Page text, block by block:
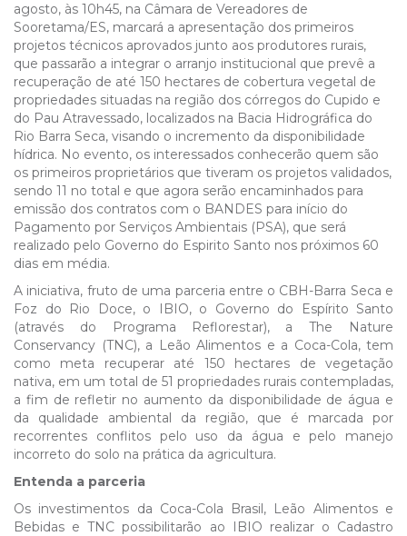
agosto, às 10h45, na Câmara de Vereadores de
Sooretama/ES, marcará a apresentação dos primeiros
projetos técnicos aprovados junto aos produtores rurais,
que passarão a integrar o arranjo institucional que prevê a
recuperação de até 150 hectares de cobertura vegetal de
propriedades situadas na região dos córregos do Cupido e
do Pau Atravessado, localizados na Bacia Hidrográfica do
Rio Barra Seca, visando o incremento da disponibilidade
hídrica. No evento, os interessados conhecerão quem são
os primeiros proprietários que tiveram os projetos validados,
sendo 11 no total e que agora serão encaminhados para
emissão dos contratos com o BANDES para início do
Pagamento por Serviços Ambientais (PSA), que será
realizado pelo Governo do Espirito Santo nos próximos 60
dias em média.
A iniciativa, fruto de uma parceria entre o CBH-Barra Seca e
Foz do Rio Doce, o IBIO, o Governo do Espírito Santo
(através do Programa Reflorestar), a The Nature
Conservancy (TNC), a Leão Alimentos e a Coca-Cola, tem
como meta recuperar até 150 hectares de vegetação
nativa, em um total de 51 propriedades rurais contempladas,
a fim de refletir no aumento da disponibilidade de água e
da qualidade ambiental da região, que é marcada por
recorrentes conflitos pelo uso da água e pelo manejo
incorreto do solo na prática da agricultura.
Entenda a parceria
Os investimentos da Coca-Cola Brasil, Leão Alimentos e
Bebidas e TNC possibilitarão ao IBIO realizar o Cadastro